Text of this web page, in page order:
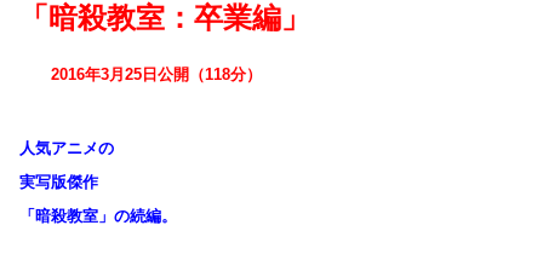
「暗殺教室：卒業編」
2016年3月25日公開（118分）
人気アニメの
実写版傑作
「暗殺教室」の続編。